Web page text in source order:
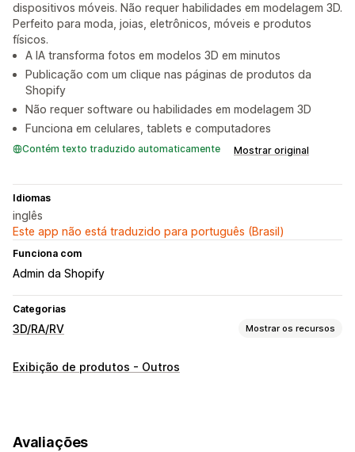
dispositivos móveis. Não requer habilidades em modelagem 3D.
Perfeito para moda, joias, eletrônicos, móveis e produtos
físicos.
A IA transforma fotos em modelos 3D em minutos
Publicação com um clique nas páginas de produtos da
Shopify
Não requer software ou habilidades em modelagem 3D
Funciona em celulares, tablets e computadores
Contém texto traduzido automaticamente Mostrar original
Idiomas
inglês
Este app não está traduzido para português (Brasil)
Funciona com
Admin da Shopify
Categorias
3D/RA/RV Mostrar os recursos
Visualização
Personalização
Exibição de produtos - Outros
Avaliações